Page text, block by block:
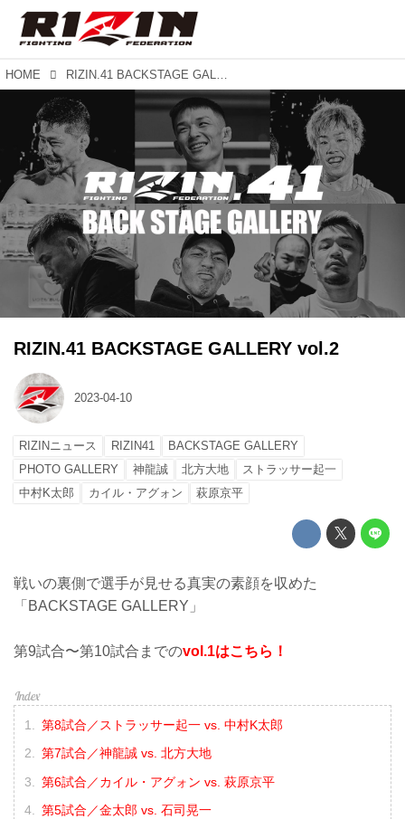
HOME RIZIN.41 BACKSTAGE GALLERY vol.2
RIZIN.41 BACKSTAGE GALLERY vol.2
2023-04-10
RIZINニュース RIZIN41
BACKSTAGE GALLERY
PHOTO GALLERY
神龍誠 北方大地
ストラッサー起一
中村K太郎
カイル・アグォン 萩原京平
戦いの裏側で選手が見せる真実の素顔を収めた
「BACKSTAGE GALLERY」
第9試合〜第10試合までのvol.1はこちら！
第8試合／ストラッサー起一 vs. 中村K太郎
第7試合／神龍誠 vs. 北方大地
第6試合／カイル・アグォン vs. 萩原京平
第5試合／金太郎 vs. 石司晃一